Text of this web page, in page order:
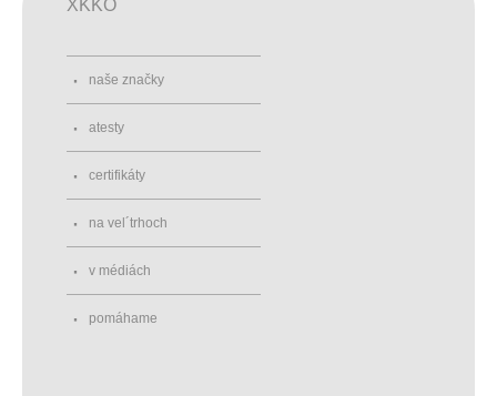
XKKO
naše značky
atesty
certifikáty
na vel´trhoch
v médiách
pomáhame